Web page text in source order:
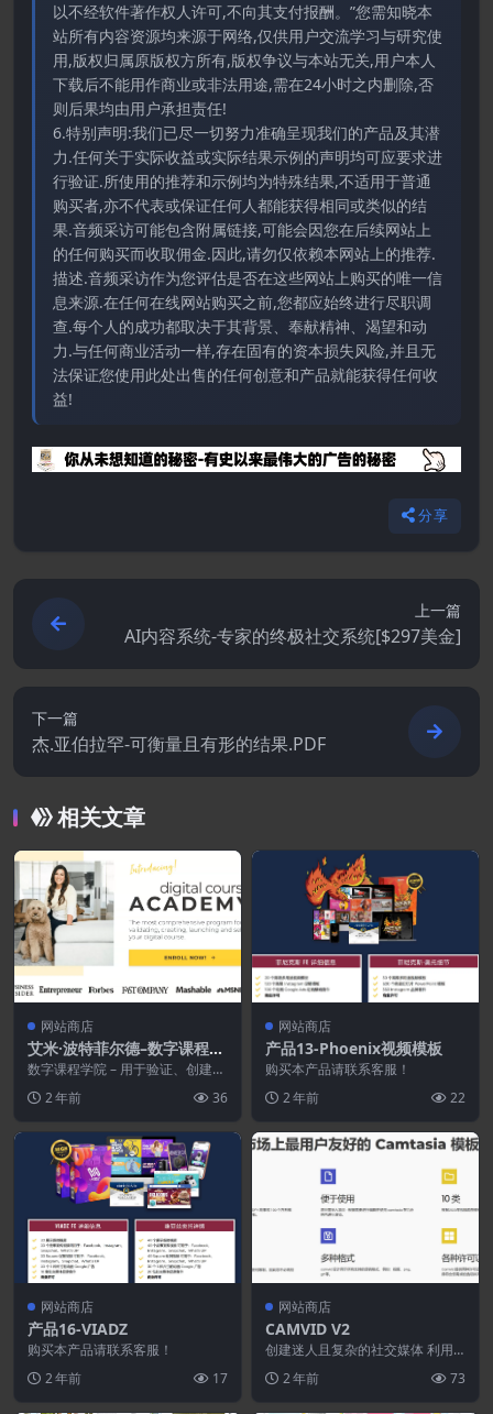
以不经软件著作权人许可,不向其支付报酬。”您需知晓本
站所有内容资源均来源于网络,仅供用户交流学习与研究使
用,版权归属原版权方所有,版权争议与本站无关,用户本人
下载后不能用作商业或非法用途,需在24小时之内删除,否
则后果均由用户承担责任!
6.特别声明:我们已尽一切努力准确呈现我们的产品及其潜
力.任何关于实际收益或实际结果示例的声明均可应要求进
行验证.所使用的推荐和示例均为特殊结果,不适用于普通
购买者,亦不代表或保证任何人都能获得相同或类似的结
果.音频采访可能包含附属链接,可能会因您在后续网站上
的任何购买而收取佣金.因此,请勿仅依赖本网站上的推荐.
描述.音频采访作为您评估是否在这些网站上购买的唯一信
息来源.在任何在线网站购买之前,您都应始终进行尽职调
查.每个人的成功都取决于其背景、奉献精神、渴望和动
力.与任何商业活动一样,存在固有的资本损失风险,并且无
法保证您使用此处出售的任何创意和产品就能获得任何收
益!
分享
上一篇
AI内容系统-专家的终极社交系统[$297美金]
下一篇
杰.亚伯拉罕-可衡量且有形的结果.PDF
相关文章
网站商店
艾米·波特菲尔德–数字课程学
院 2023
数字课程学院 – 用于验证、创建、
划。 数字课程学...
2 年前 36
网站商店
产品13-Phoenix视频模板
购买本产品请联系客服！
2 年前
22
网站商店
产品16-VIADZ
购买本产品请联系客服！
2 年前
17
网站商店
CAMVID V2
创建迷人且复杂的社交媒体 利用 C
Camta...
2 年前 73